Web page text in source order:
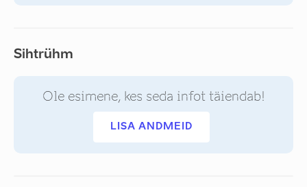
Sihtrühm
Ole esimene, kes seda infot täiendab!
LISA ANDMEID